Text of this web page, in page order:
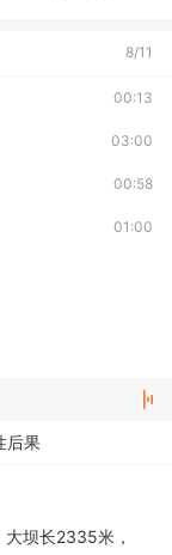
8/11
00:13
03:00
00:58
01:00
后果
坝长2335米，